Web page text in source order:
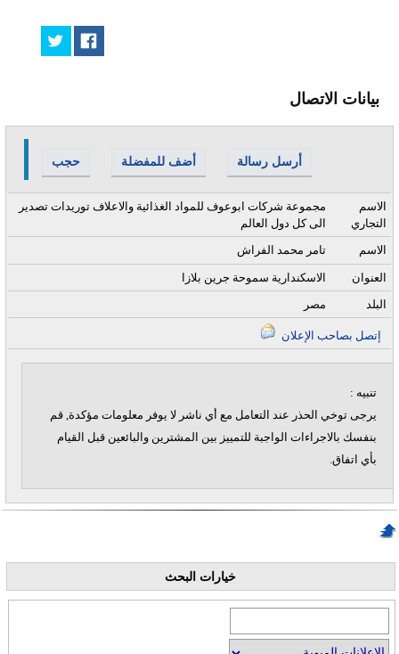
بيانات الاتصال
حجب أضف للمفضلة أرسل رسالة
مجموعة شركات ابوعوف للمواد الغذائية والاعلاف توريدات تصدير
الى كل دول العالم
الاسم
التجاري
تامر محمد الفراش
الاسم
الاسكندارية سموحة جرين بلازا
العنوان
مصر
البلد
تنبيه :
يرجى توخي الحذر عند التعامل مع أي ناشر لا يوفر معلومات مؤكدة, قم
بنفسك بالاجراءات الواجبة للتمييز بين المشترين والبائعين قبل القيام
بأي اتفاق.
خيارات البحث